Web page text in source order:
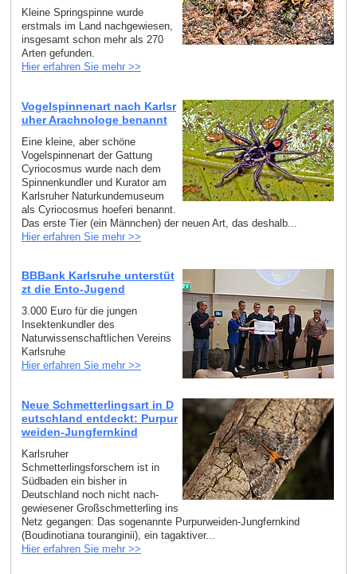
Kleine Springspinne wurde
erstmals im Land nachgewiesen,
insgesamt schon mehr als 270
Arten gefunden.
Hier erfahren Sie mehr >>
Vogelspinnenart nach Karlsr
uher Arachnologe benannt
Eine kleine, aber schöne
Vogelspinnenart der Gattung
Cyriocosmus wurde nach dem
Spinnenkundler und Kurator am
Karlsruher Naturkundemuseum
als Cyriocosmus hoeferi benannt.
Das erste Tier (ein Männchen) der neuen Art, das deshalb...
Hier erfahren Sie mehr >>
BBBank Karlsruhe unterstüt
zt die Ento-Jugend
3.000 Euro für die jungen
Insektenkundler des
Naturwissenschaftlichen Vereins
Karlsruhe
Hier erfahren Sie mehr >>
Neue Schmetterlingsart in D
eutschland entdeckt: Purpur
weiden-Jungfernkind
Karlsruher
Schmetterlingsforschern ist in
Südbaden ein bisher in
Deutschland noch nicht nach­
gewiesener Großschmetterling ins
Netz gegangen: Das sogenannte Purpurweiden-Jungfernkind
(Boudinotiana touranginii), ein tagaktiver...
Hier erfahren Sie mehr >>